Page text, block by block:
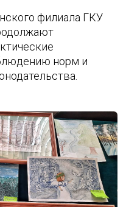
филиала ГКУ
норм и